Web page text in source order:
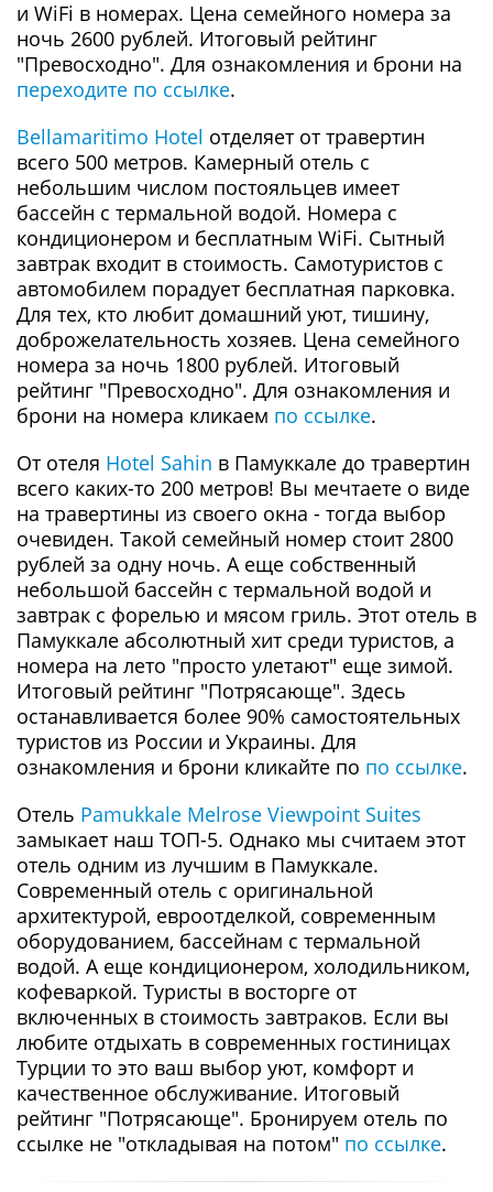
и WiFi в номерах. Цена семейного номера за
ночь 2600 рублей. Итоговый рейтинг
"Превосходно". Для ознакомления и брони на
переходите по ссылке.
Bellamaritimo Hotel отделяет от травертин
всего 500 метров. Камерный отель с
небольшим числом постояльцев имеет
бассейн с термальной водой. Номера с
кондиционером и бесплатным WiFi. Сытный
завтрак входит в стоимость. Самотуристов с
автомобилем порадует бесплатная парковка.
Для тех, кто любит домашний уют, тишину,
доброжелательность хозяев. Цена семейного
номера за ночь 1800 рублей. Итоговый
рейтинг "Превосходно". Для ознакомления и
брони на номера кликаем по ссылке.
От отеля Hotel Sahin в Памуккале до травертин
всего каких-то 200 метров! Вы мечтаете о виде
на травертины из своего окна - тогда выбор
очевиден. Такой семейный номер стоит 2800
рублей за одну ночь. А еще собственный
небольшой бассейн с термальной водой и
завтрак с форелью и мясом гриль. Этот отель в
Памуккале абсолютный хит среди туристов, а
номера на лето "просто улетают" еще зимой.
Итоговый рейтинг "Потрясающе". Здесь
останавливается более 90% самостоятельных
туристов из России и Украины. Для
ознакомления и брони кликайте по по ссылке.
Отель Pamukkale Melrose Viewpoint Suites
замыкает наш ТОП-5. Однако мы считаем этот
отель одним из лучшим в Памуккале.
Современный отель с оригинальной
архитектурой, евроотделкой, современным
оборудованием, бассейнам с термальной
водой. А еще кондиционером, холодильником,
кофеваркой. Туристы в восторге от
включенных в стоимость завтраков. Если вы
любите отдыхать в современных гостиницах
Турции то это ваш выбор уют, комфорт и
качественное обслуживание. Итоговый
рейтинг "Потрясающе". Бронируем отель по
ссылке не "откладывая на потом" по ссылке.